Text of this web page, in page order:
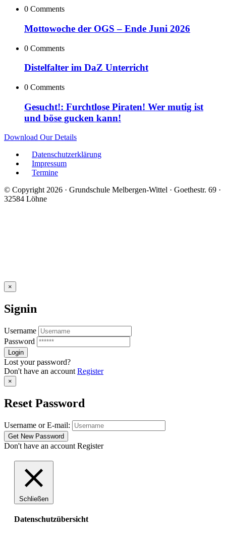
0 Comments
Mottowoche der OGS – Ende Juni 2026
0 Comments
Distelfalter im DaZ Unterricht
0 Comments
Gesucht!: Furchtlose Piraten! Wer mutig ist
und böse gucken kann!
Download Our Details
Datenschutzerklärung
Impressum
Termine
© Copyright 2026 · Grundschule Melbergen-Wittel · Goethestr. 69 ·
32584 Löhne
×
Signin
Username
Password
Lost your password?
Don't have an account Register
×
Reset Password
Username or E-mail:
Don't have an account Register
Schließen
Datenschutzübersicht